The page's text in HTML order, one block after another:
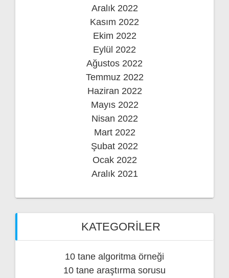
Aralık 2022
Kasım 2022
Ekim 2022
Eylül 2022
Ağustos 2022
Temmuz 2022
Haziran 2022
Mayıs 2022
Nisan 2022
Mart 2022
Şubat 2022
Ocak 2022
Aralık 2021
KATEGORILER
10 tane algoritma örneği
10 tane araştırma sorusu